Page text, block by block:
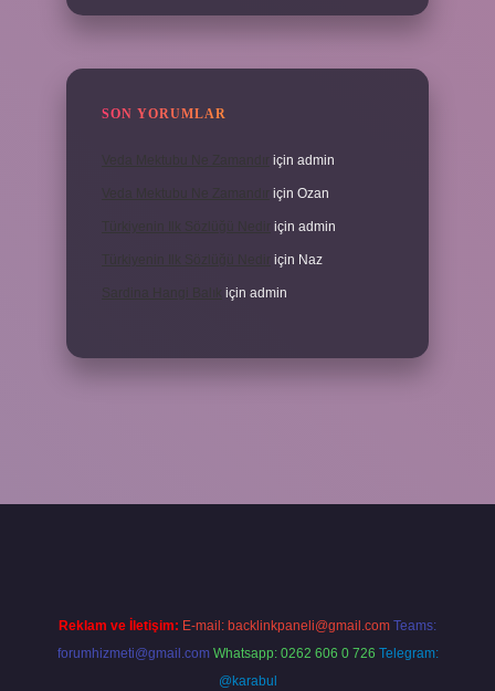
SON YORUMLAR
için admin
için Ozan
için admin
için Naz
için admin
Reklam ve İletişim: E-mail: backlinkpaneli@gmail.com Teams:
forumhizmeti@gmail.com Whatsapp: 0262 606 0 726 Telegram:
@karabul